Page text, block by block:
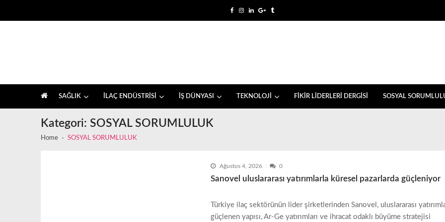
navigation
content
SAĞLIK İLAÇ ENDÜSTRİSİ İŞ DÜNYASI TEKNOLOJİ FİKİR LİDERLERİ DERGİSİ SOSYAL
Kategori: SOSYAL SORUMLULUK
Home SOSYAL SORUMLULUK
Ağustos 4, 2026 0
Sanovel uluslararası yatırımlarla küresel pazarlarda güçleniyor
Türkiye ilaç sektörünün lider şirketlerinden Sanovel, uluslararası
güçlenen yapısı, Ar-Ge yatırımları ve ihracat odaklı büyüme stratejisi